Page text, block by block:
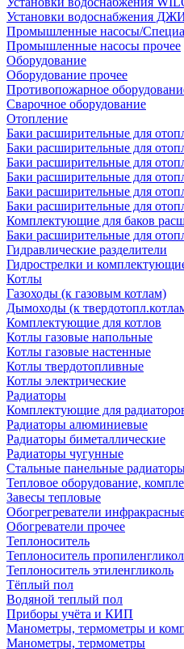
Установки водоснабжения
Промышленные насосы/
Промышленные насосы прочее
Оборудование
Оборудование прочее
Противопожарное
Сварочное оборудование
Отопление
Баки расширительные для
Баки расширительные для
Баки расширительные для
Баки расширительные для
Баки расширительные для
Баки расширительные для
Комплектующие для баков
Баки расширительные для
Гидравлические разделители
Гидрострелки и
Котлы
Газоходы (к газовым котлам)
Дымоходы (к
Комплектующие для котлов
Котлы газовые напольные
Котлы газовые настенные
Котлы твердотопливные
Котлы электрические
Радиаторы
Комплектующие для
Радиаторы алюминиевые
Радиаторы биметаллические
Радиаторы чугунные
Стальные панельные
Тепловое оборудование,
Завесы тепловые
Обогрегреватели
Обогреватели прочее
Теплоноситель
Теплоноситель
Теплоноситель этиленгликоль
Тёплый пол
Водяной теплый пол
Приборы учёта и КИП
Манометры, термометры и
Манометры, термометры